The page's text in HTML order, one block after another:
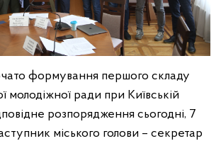
формування першого складу
молодіжної ради при Київській
розпорядження сьогодні, 7
міського голови – секретар